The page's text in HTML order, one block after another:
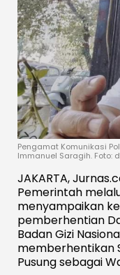
Pengamat Komunikasi
Immanuel Saragih. Foto:
JAKARTA,
Pemerintah
menyampaikan
pemberhentian
Badan Gizi
memberhentikan
Pusung sebagai